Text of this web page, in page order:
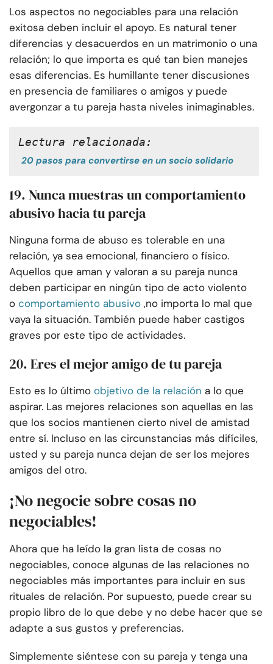
Los aspectos no negociables para una relación
exitosa deben incluir el apoyo. Es natural tener
diferencias y desacuerdos en un matrimonio o una
relación; lo que importa es qué tan bien manejes
esas diferencias. Es humillante tener discusiones
en presencia de familiares o amigos y puede
avergonzar a tu pareja hasta niveles inimaginables.
Lectura relacionada:
20 pasos para convertirse en un socio solidario
19. Nunca muestras un comportamiento
abusivo hacia tu pareja
Ninguna forma de abuso es tolerable en una
relación, ya sea emocional, financiero o físico.
Aquellos que aman y valoran a su pareja nunca
deben participar en ningún tipo de acto violento
o comportamiento abusivo ,no importa lo mal que
vaya la situación. También puede haber castigos
graves por este tipo de actividades.
20. Eres el mejor amigo de tu pareja
Esto es lo último objetivo de la relación a lo que
aspirar. Las mejores relaciones son aquellas en las
que los socios mantienen cierto nivel de amistad
entre sí. Incluso en las circunstancias más difíciles,
usted y su pareja nunca dejan de ser los mejores
amigos del otro.
¡No negocie sobre cosas no
negociables!
Ahora que ha leído la gran lista de cosas no
negociables, conoce algunas de las relaciones no
negociables más importantes para incluir en sus
rituales de relación. Por supuesto, puede crear su
propio libro de lo que debe y no debe hacer que se
adapte a sus gustos y preferencias.
Simplemente siéntese con su pareja y tenga una